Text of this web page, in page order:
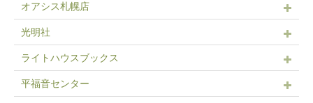
オアシス札幌店
光明社
ライトハウスブックス
平福音センター